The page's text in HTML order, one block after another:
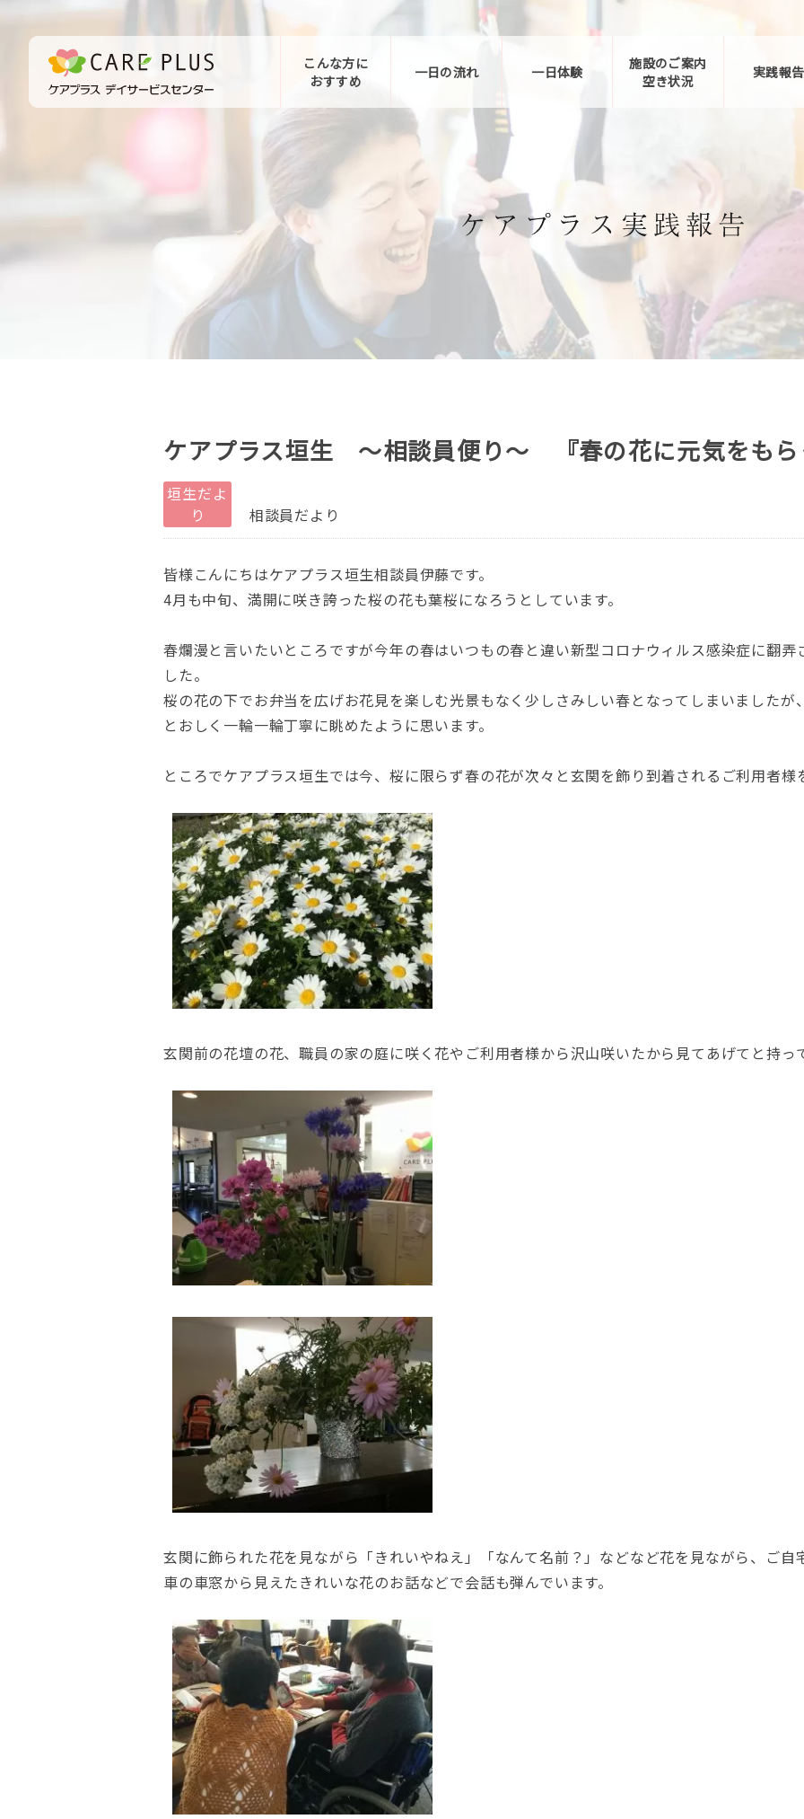
こんな方に
おすすめ
一日の流れ 一日体験
施設のご案内
空き状況
実践報告
お問い合わせ
ケアプラス垣生 ～相談員便り～ 『春の花に元気をもら
垣生だよ
り
相談員だより
皆様こんにちはケアプラス垣生相談員伊藤です。
4月も中旬、満開に咲き誇った桜の花も葉桜になろうとしています。
春爛漫と言いたいところですが今年の春はいつもの春と違い新型コロナウィルス感染症に翻
した。
桜の花の下でお弁当を広げお花見を楽しむ光景もなく少しさみしい春となってしまいました
とおしく一輪一輪丁寧に眺めたように思います。
ところでケアプラス垣生では今、桜に限らず春の花が次々と玄関を飾り到着されるご利用者様
玄関前の花壇の花、職員の家の庭に咲く花やご利用者様から沢山咲いたから見てあげてと持っ
玄関に飾られた花を見ながら「きれいやねえ」「なんて名前？」などなど花を見ながら、ご
車の車窓から見えたきれいな花のお話などで会話も弾んでいます。